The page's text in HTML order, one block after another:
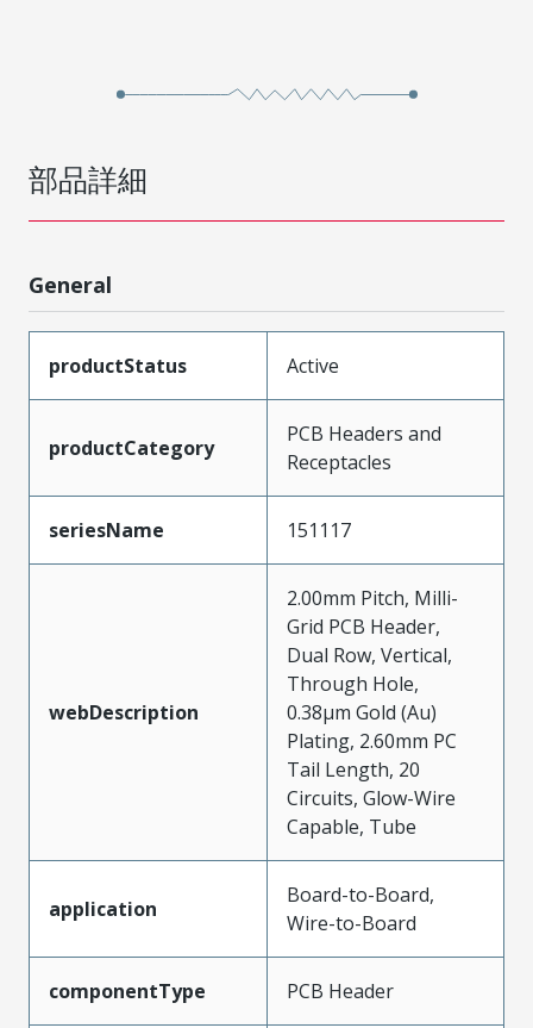
部品詳細
General
productStatus Active
productCategory
PCB Headers and
Receptacles
seriesName 151117
webDescription
2.00mm Pitch, Milli-
Grid PCB Header,
Dual Row, Vertical,
Through Hole,
0.38µm Gold (Au)
Plating, 2.60mm PC
Tail Length, 20
Circuits, Glow-Wire
Capable, Tube
application
Board-to-Board,
Wire-to-Board
componentType PCB Header